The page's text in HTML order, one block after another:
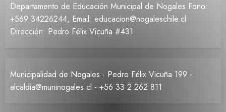
Departamento de Educación Municipal de Nogales Fono:
+569 34226244, Email: educacion@nogaleschile.cl
Dirección: Pedro Félix Vicuña #431
Municipalidad de Nogales - Pedro Félix Vicuña 199 -
alcaldia@muninogales.cl - +56 33 2 262 811